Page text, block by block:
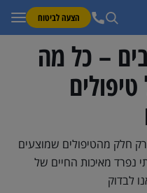
הצעה לביטוח
– כל מה
חלק מהטיפולים שמוצעים
נפרד מאיכות החיים של
לבדוק